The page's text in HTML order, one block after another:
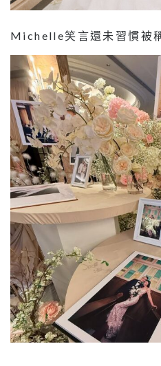
Michelle笑言還未習慣被